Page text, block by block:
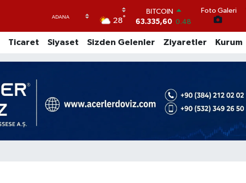
28°
63.335,60
0.48
DOLAR
EURO
STERLİN
6175.37
BİST100
13.458 124
Foto Galeri
Ticaret Siyaset Sizden Gelenler Ziyaretler Kurum